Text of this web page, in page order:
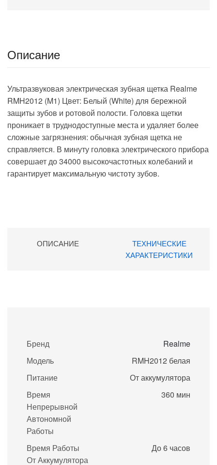
Описание
Ультразвуковая электрическая зубная щетка Realme
RMH2012 (M1) Цвет: Белый (White) для бережной
защиты зубов и ротовой полости. Головка щетки
проникает в труднодоступные места и удаляет более
сложные загрязнения: обычная зубная щетка не
справляется. В минуту головка электрического прибора
совершает до 34000 высокочастотных колебаний и
гарантирует максимальную чистоту зубов.
ОПИСАНИЕ
ТЕХНИЧЕСКИЕ
ХАРАКТЕРИСТИКИ
Бренд
Realme
Модель
RMH2012 белая
Питание
От аккумулятора
Время
Непрерывной
Автономной
Работы
360 мин
Время Работы
От Аккумулятора
До 6 часов